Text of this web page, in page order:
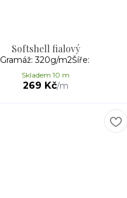
Softshell fialový
Gramáž: 320g/m2Šíře:
269 Kč/m
Skladem 10 m